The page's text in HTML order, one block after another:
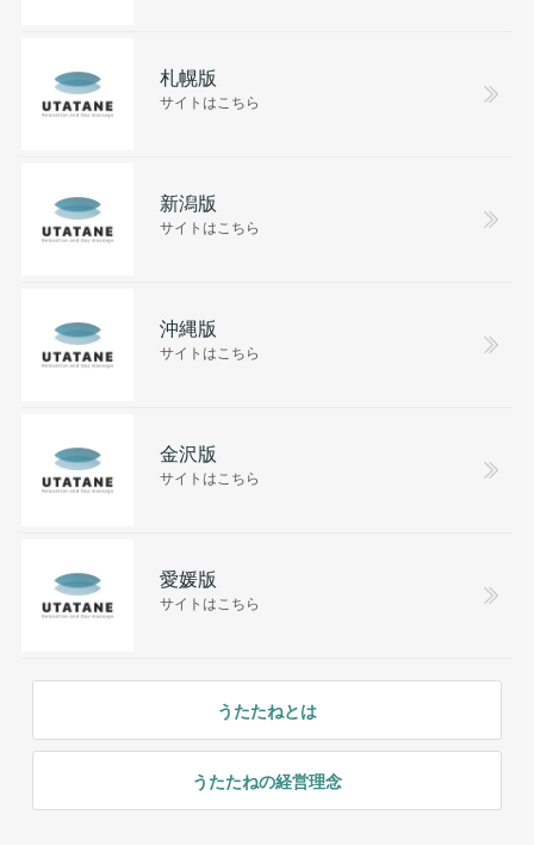
札幌版
サイトはこちら
新潟版
サイトはこちら
沖縄版
サイトはこちら
金沢版
サイトはこちら
愛媛版
サイトはこちら
うたたねとは
うたたねの経営理念